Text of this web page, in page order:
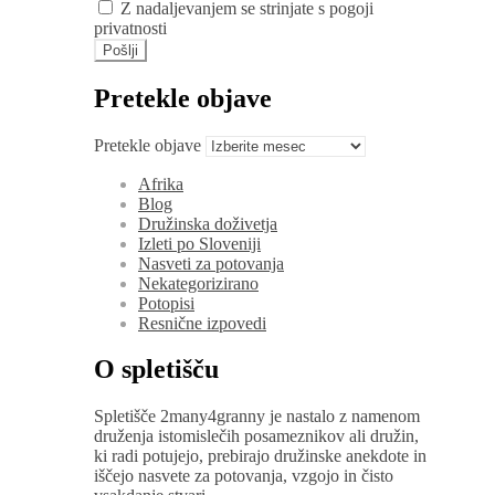
Z nadaljevanjem se strinjate s pogoji
privatnosti
Pretekle objave
Pretekle objave
Afrika
Blog
Družinska doživetja
Izleti po Sloveniji
Nasveti za potovanja
Nekategorizirano
Potopisi
Resnične izpovedi
O spletišču
Spletišče 2many4granny je nastalo z namenom
druženja istomislečih posameznikov ali družin,
ki radi potujejo, prebirajo družinske anekdote in
iščejo nasvete za potovanja, vzgojo in čisto